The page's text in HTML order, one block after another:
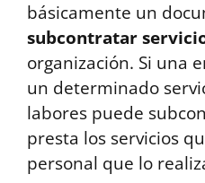
básicamente un
subcontratar
organización. Si una
un determinado
labores puede
presta los servicios
personal que lo